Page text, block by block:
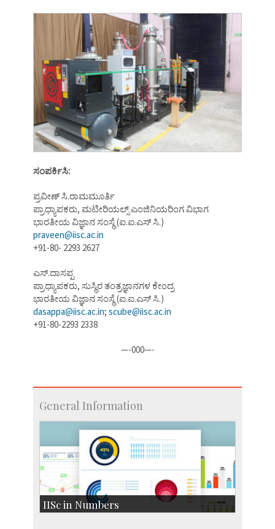
ಸಂಪರ್ಕಿಸಿ:
ಪ್ರವೀಣ್ ಸಿ.ರಾಮಮೂರ್ತಿ
ಪ್ರಾಧ್ಯಾಪಕರು, ಮಟೀರಿಯಲ್ಸ್ ಎಂಜಿನಿಯರಿಂಗ ವಿಭಾಗ
ಭಾರತೀಯ ವಿಜ್ಞಾನ ಸಂಸ್ಥೆ (ಐ.ಐ.ಎಸ್ ಸಿ.)
praveen@iisc.ac.in
+91-80- 2293 2627
ಎಸ್.ದಾಸಪ್ಪ
ಪ್ರಾಧ್ಯಾಪಕರು, ಸುಸ್ಥಿರ ತಂತ್ರಜ್ಞಾನಗಳ ಕೇಂದ್ರ
ಭಾರತೀಯ ವಿಜ್ಞಾನ ಸಂಸ್ಥೆ (ಐ.ಐ.ಎಸ್ ಸಿ.)
dasappa@iisc.ac.in; scube@iisc.ac.in
+91-80-2293 2338
—-000—-
General Information
IISc in Numbers